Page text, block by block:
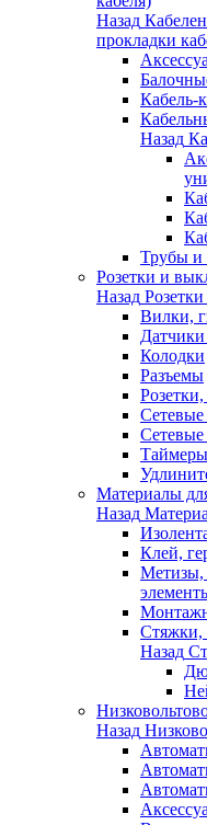
Назад
прокладки
Кабель-
Назад
Трубы и
Розетки и
Назад
Вилки,
Колодки
Разъемы
Сетевые
Таймеры
Материалы
Назад
Клей,
Метизы,
Стяжки,
Назад
Назад